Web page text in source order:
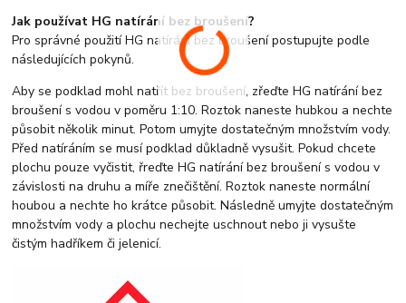
Jak používat HG natírání bez broušení?
Pro správné použití HG natírání bez broušení postupujte podle
následujících pokynů.
Aby se podklad mohl natřít bez broušení, zřeďte HG natírání bez
broušení s vodou v poměru 1:10. Roztok naneste hubkou a nechte
působit několik minut. Potom umyjte dostatečným množstvím vody.
Před natíráním se musí podklad důkladně vysušit. Pokud chcete
plochu pouze vyčistit, řreďte HG natírání bez broušení s vodou v
závislosti na druhu a míře znečištění. Roztok naneste normální
houbou a nechte ho krátce působit. Následně umyjte dostatečným
množstvím vody a plochu nechejte uschnout nebo ji vysušte
čistým hadříkem či jelenicí.